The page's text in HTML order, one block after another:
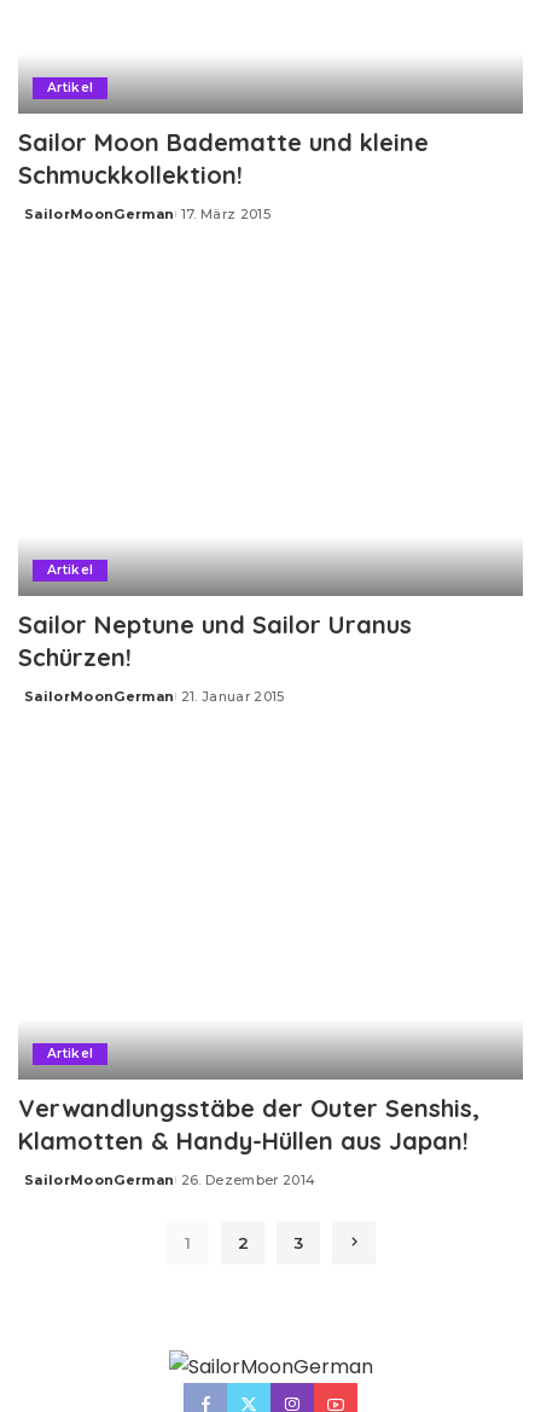
Artikel
Sailor Moon Badematte und kleine
Schmuckkollektion!
Posted
SailorMoonGerman 17. März 2015
Artikel
Sailor Neptune und Sailor Uranus
Schürzen!
Posted
SailorMoonGerman 21. Januar 2015
Artikel
Verwandlungsstäbe der Outer Senshis,
Klamotten & Handy-Hüllen aus Japan!
Posted
SailorMoonGerman 26. Dezember 2014
1 2 3